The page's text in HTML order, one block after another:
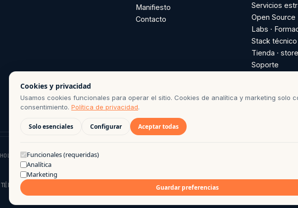
Manifiesto
Contacto
Servicios
Open Source
Labs ·
Stack técnico
Tienda ·
Soporte
GitHub
HOLA@AGO.CL· PERÍODO DE CONSERVACIÓN SEGÚN POLÍTICA DE PRIVACIDAD · BASE DE
TÉRMINOS DE USO HECHO CON CAFÉ POR EL EQUIPO AGO
Cookies y privacidad
Usamos cookies funcionales para operar el sitio. Cookies de analítica y marketing solo
consentimiento. Política de privacidad.
Solo esenciales Configurar Aceptar todas
Funcionales (requeridas)
Analítica
Marketing
Guardar preferencias